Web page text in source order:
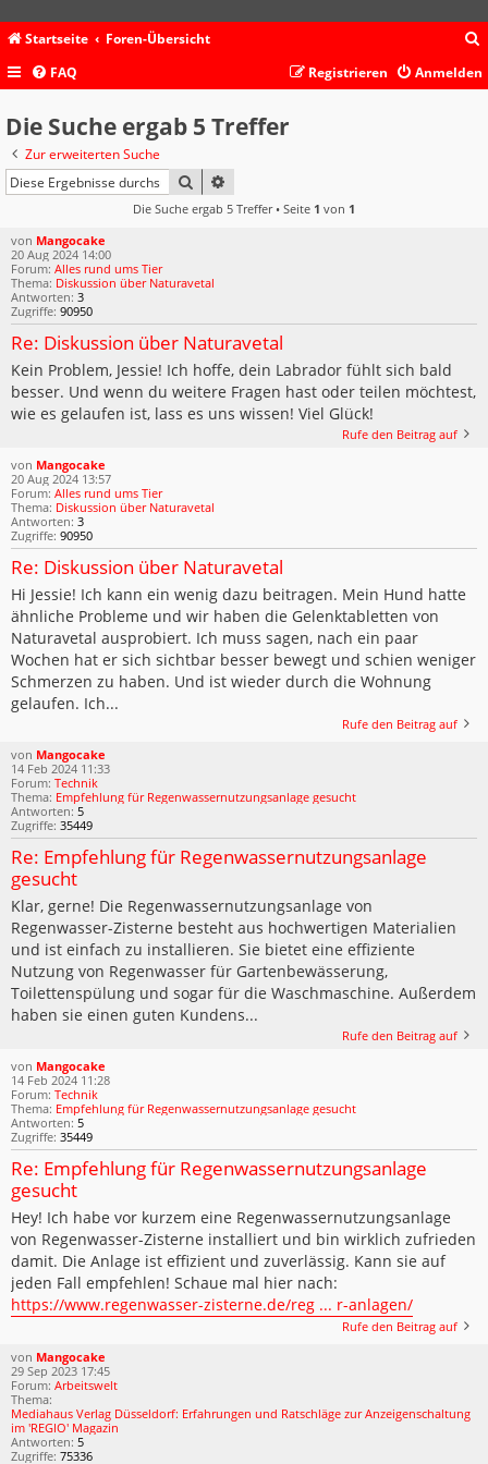
Startseite Foren-Übersicht
c
FAQ Anmelden
Registrieren
Die Suche ergab 5 Treffer
Zur erweiterten Suche
SUCHE
Die Suche ergab 5 Treffer • Seite 1 von 1
von Mangocake
20 Aug 2024 14:00
Forum: Alles rund ums Tier
Thema: Diskussion über Naturavetal
Antworten: 3
Zugriffe: 90950
Re: Diskussion über Naturavetal
Kein Problem, Jessie! Ich hoffe, dein Labrador fühlt sich bald
besser. Und wenn du weitere Fragen hast oder teilen möchtest,
wie es gelaufen ist, lass es uns wissen! Viel Glück!
Rufe den Beitrag auf
von Mangocake
20 Aug 2024 13:57
Forum: Alles rund ums Tier
Thema: Diskussion über Naturavetal
Antworten: 3
Zugriffe: 90950
Re: Diskussion über Naturavetal
Hi Jessie! Ich kann ein wenig dazu beitragen. Mein Hund hatte
ähnliche Probleme und wir haben die Gelenktabletten von
Naturavetal ausprobiert. Ich muss sagen, nach ein paar
Wochen hat er sich sichtbar besser bewegt und schien weniger
Schmerzen zu haben. Und ist wieder durch die Wohnung
gelaufen. Ich...
Rufe den Beitrag auf
von Mangocake
14 Feb 2024 11:33
Forum: Technik
Thema: Empfehlung für Regenwassernutzungsanlage gesucht
Antworten: 5
Zugriffe: 35449
Re: Empfehlung für Regenwassernutzungsanlage
gesucht
Klar, gerne! Die Regenwassernutzungsanlage von
Regenwasser-Zisterne besteht aus hochwertigen Materialien
und ist einfach zu installieren. Sie bietet eine effiziente
Nutzung von Regenwasser für Gartenbewässerung,
Toilettenspülung und sogar für die Waschmaschine. Außerdem
haben sie einen guten Kundens...
Rufe den Beitrag auf
von Mangocake
14 Feb 2024 11:28
Forum: Technik
Thema: Empfehlung für Regenwassernutzungsanlage gesucht
Antworten: 5
Zugriffe: 35449
Re: Empfehlung für Regenwassernutzungsanlage
gesucht
Hey! Ich habe vor kurzem eine Regenwassernutzungsanlage
von Regenwasser-Zisterne installiert und bin wirklich zufrieden
damit. Die Anlage ist effizient und zuverlässig. Kann sie auf
jeden Fall empfehlen! Schaue mal hier nach:
https://www.regenwasser-zisterne.de/reg ... r-anlagen/
Rufe den Beitrag auf
von Mangocake
29 Sep 2023 17:45
Forum: Arbeitswelt
Thema:
Mediahaus Verlag Düsseldorf: Erfahrungen und Ratschläge zur Anzeigenschaltung
im 'REGIO' Magazin
Antworten: 5
Zugriffe: 75336